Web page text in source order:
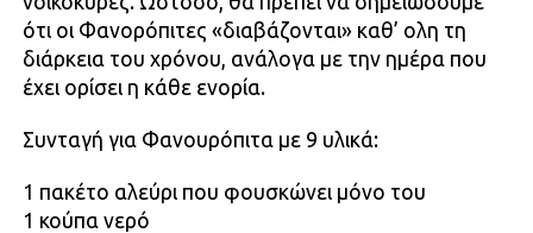
ότι οι Φανορόπιτες «διαβάζονται» καθ’ ολη τη
διάρκεια του χρόνου, ανάλογα με την ημέρα που
έχει ορίσει η κάθε ενορία.
Συνταγή για Φανουρόπιτα με 9 υλικά:
1 πακέτο αλεύρι που φουσκώνει μόνο του
1 κούπα νερό